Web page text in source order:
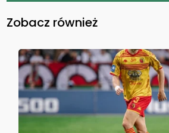
Zobacz również